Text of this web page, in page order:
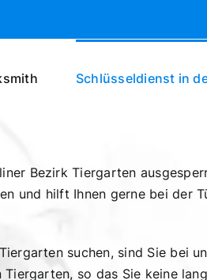
Schlüsseldienst in
Bezirk Tiergarten
und hilft Ihnen gerne bei der
suchen, sind Sie bei
so das Sie keine